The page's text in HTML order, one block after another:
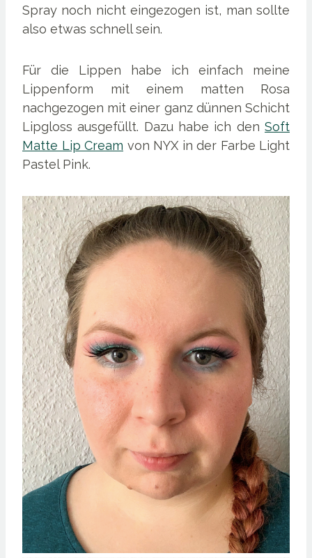
Spray noch nicht eingezogen ist, man sollte
also etwas schnell sein.
Für die Lippen habe ich einfach meine
Lippenform mit einem matten Rosa
nachgezogen mit einer ganz dünnen Schicht
Lipgloss ausgefüllt. Dazu habe ich den Soft
Matte Lip Cream von NYX in der Farbe Light
Pastel Pink.